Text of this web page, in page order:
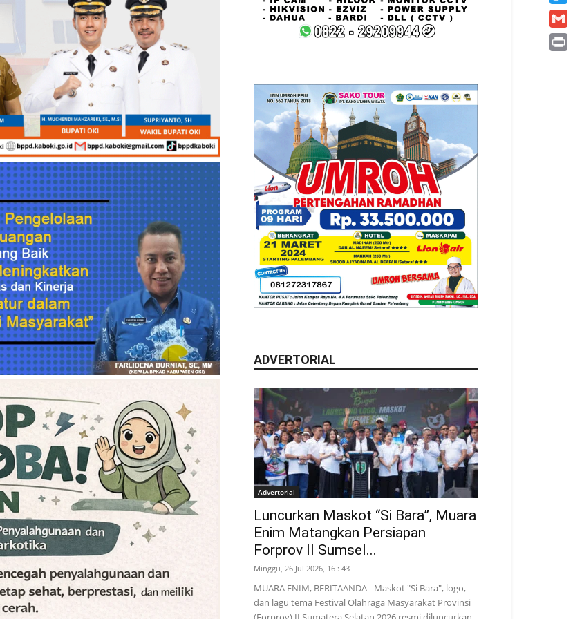
ADVERTORIAL
Advertorial
Luncurkan Maskot “Si Bara”, Muara
Enim Matangkan Persiapan
Forprov II Sumsel...
Minggu, 26 Jul 2026, 16 : 43
MUARA ENIM, BERITAANDA - Maskot "Si Bara", logo,
dan lagu tema Festival Olahraga Masyarakat Provinsi